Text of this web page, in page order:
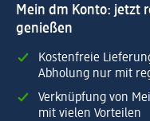
Mein dm Konto: jetzt
genießen
Kostenfreie
Abholung nur mit
Verknüpfung von
mit vielen Vorteilen